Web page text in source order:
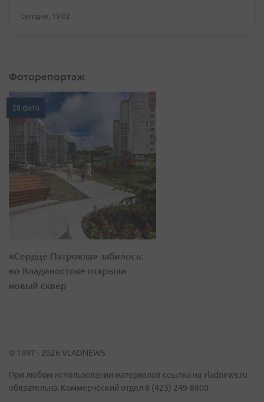
сегодня, 19:02
Фоторепортаж
20 фото
«Сердце Патрокла» забилось:
во Владивостоке открыли
новый сквер
© 1997 - 2026 VLADNEWS
При любом использовании материалов ссылка на vladnews.ru
обязательна. Коммерческий отдел 8 (423) 249-8800